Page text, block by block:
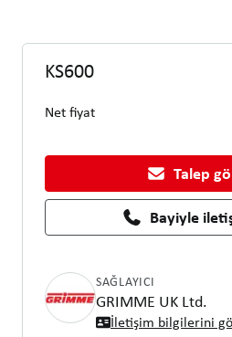
KS600
Net fiyat
Talep
Bayiyle
SAĞLAYICI
GRIMME UK Ltd.
İletişim bilgilerini